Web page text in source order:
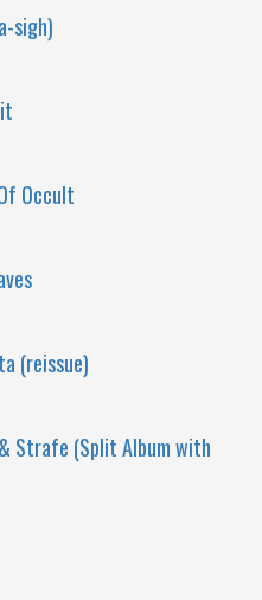
​sigh)
Occult
(reissue)
Strafe (Split Album with